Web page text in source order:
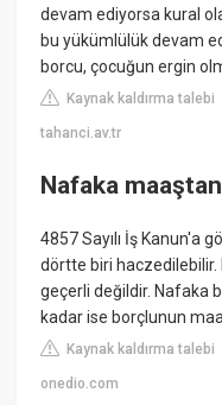
devam ediyorsa kural
bu yükümlülük devam
borcu, çocuğun ergin
Kaynak kaldırma talebi
tahanci.av.tr
Nafaka
4857 Sayılı İş Kanun'a
dörtte biri
geçerli değildir. Nafaka
kadar ise borçlunun
Kaynak kaldırma talebi
onedio.com